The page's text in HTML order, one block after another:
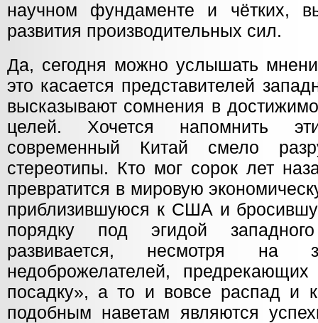
научном фундаменте и чётких,
развития производительных сил.
Да, сегодня можно услышать
это касается представителей
высказывают сомнения в
целей. Хочется напомнить
современный Китай смело
стереотипы. Кто мог сорок лет
превратится в мировую
приблизившуюся к США и
порядку под эгидой
развивается, несмотря на
недоброжелателей,
посадку», а то и вовсе распад и
подобным наветам являются